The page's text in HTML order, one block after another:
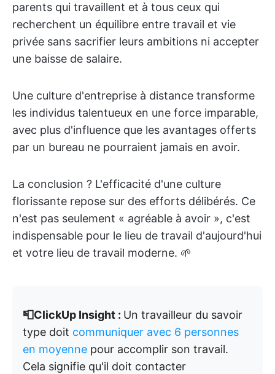
parents qui travaillent et à tous ceux qui
recherchent un équilibre entre travail et vie
privée sans sacrifier leurs ambitions ni accepter
une baisse de salaire.
Une culture d'entreprise à distance transforme
les individus talentueux en une force imparable,
avec plus d'influence que les avantages offerts
par un bureau ne pourraient jamais en avoir.
La conclusion ? L'efficacité d'une culture
florissante repose sur des efforts délibérés. Ce
n'est pas seulement « agréable à avoir », c'est
indispensable pour le lieu de travail d'aujourd'hui
et votre lieu de travail moderne. 🌱
📮ClickUp Insight : Un travailleur du savoir
type doit communiquer avec 6 personnes
en moyenne pour accomplir son travail.
Cela signifie qu'il doit contacter